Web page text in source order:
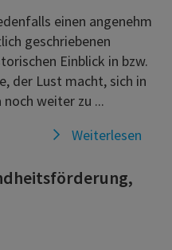
einen angenehm
geschriebenen
Einblick in bzw.
der Lust macht, sich in
weiter zu ...
Weiterlesen